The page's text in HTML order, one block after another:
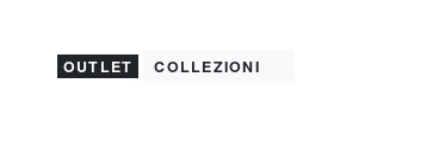
OUTLET COLLEZIONI